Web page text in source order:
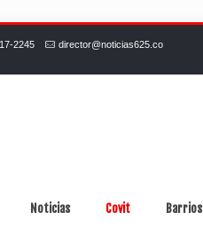
2245 director@noticias625.co
Noticias Covit Barrios